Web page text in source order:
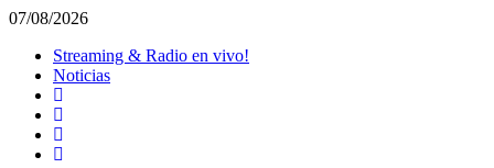
Saltar
contenido
07/08/2026
Streaming & Radio en vivo!
Noticias